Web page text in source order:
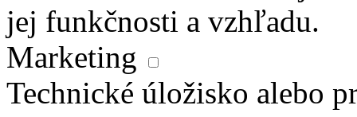
jej funkčnosti a vzhľadu.
Marketing
Technické úložisko alebo